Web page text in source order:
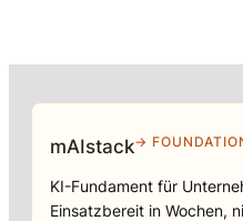
mAIstack→
KI-Fundament für
Einsatzbereit in Wochen,